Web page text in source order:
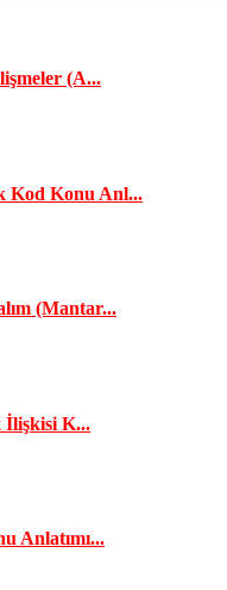
(A...
Kod Konu Anl...
(Mantar...
İlişkisi K...
Anlatımı...